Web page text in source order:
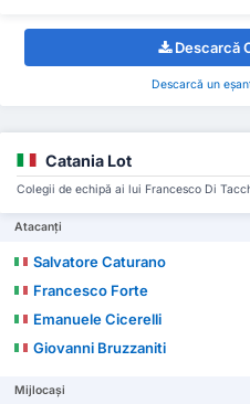
Descarcă
Descarcă un
Catania Lot
Colegii de echipă ai lui Francesco Di
Atacanți
Salvatore Caturano
Francesco Forte
Emanuele Cicerelli
Giovanni Bruzzaniti
Mijlocași